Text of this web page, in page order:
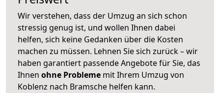
Wir verstehen, dass der Umzug an sich schon
stressig genug ist, und wollen Ihnen dabei
helfen, sich keine Gedanken über die Kosten
machen zu müssen. Lehnen Sie sich zurück – wir
haben garantiert passende Angebote für Sie, das
Ihnen ohne Probleme mit Ihrem Umzug von
Koblenz nach Bramsche helfen kann.